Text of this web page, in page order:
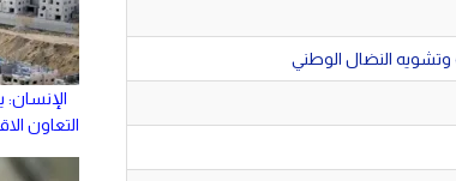
وتشويه النضال الوطني
الإنسان:
التعاون